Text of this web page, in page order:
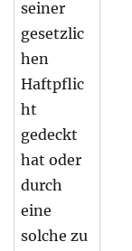
seiner
gesetzlic
hen
Haftpflic
ht
gedeckt
hat oder
durch
eine
solche zu